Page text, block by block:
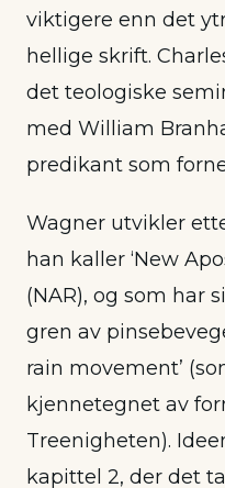
viktigere enn det
hellige skrift.
det teologiske
med William
predikant som
Wagner utvikler
han kaller ‘New
(NAR), og som har
gren av
rain movement’
kjennetegnet av
Treenigheten).
kapittel 2, der det